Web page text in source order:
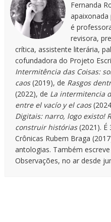
Fernanda
é
revisora,
crítica, assistente literária,
cofundadora do Projeto
Intermitência das Coisas:
caos(2019), de Rasgos
(2022), de La intermitencia
entre el vacío y el caos
Digitais: narro, logo existo!
construir histórias(2021). É
Crônicas Rubem Braga
antologias. Também
Observações, no ar desde